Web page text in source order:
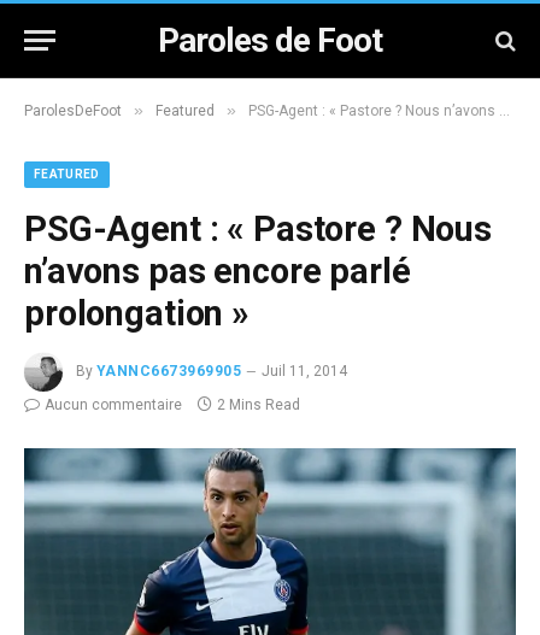
Paroles de Foot
ParolesDeFoot » Featured » PSG-Agent : « Pastore ? Nous n’avons pas encore parlé prolongation »
FEATURED
PSG-Agent : « Pastore ? Nous
n’avons pas encore parlé
prolongation »
By YANNC6673969905
Juil 11, 2014
Aucun commentaire
2 Mins Read